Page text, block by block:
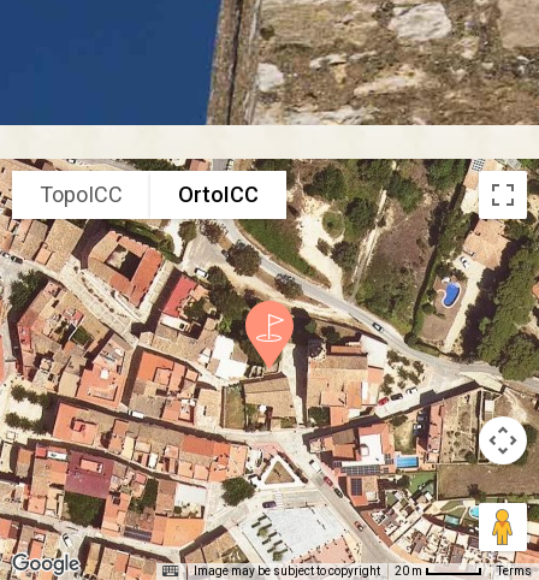
TopoICC OrtoICC
Image may be subject to copyright 20 m Terms